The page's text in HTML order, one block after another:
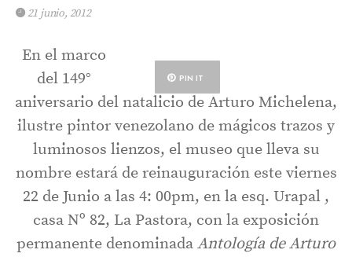
21 junio, 2012
PIN IT
En el marco
del 149°
aniversario del natalicio de Arturo Michelena,
ilustre pintor venezolano de mágicos trazos y
luminosos lienzos, el museo que lleva su
nombre estará de reinauguración este viernes
22 de Junio a las 4: 00pm, en la esq. Urapal ,
casa Nº 82, La Pastora, con la exposición
permanente denominada Antología de Arturo